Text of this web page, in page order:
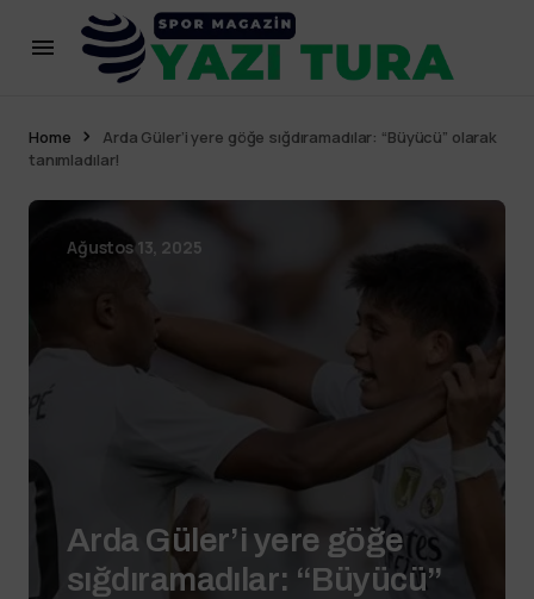
Home
Arda Güler’i yere göğe sığdıramadılar: “Büyücü” olarak
tanımladılar!
Ağustos 13, 2025
Arda Güler’i yere göğe
sığdıramadılar: “Büyücü”